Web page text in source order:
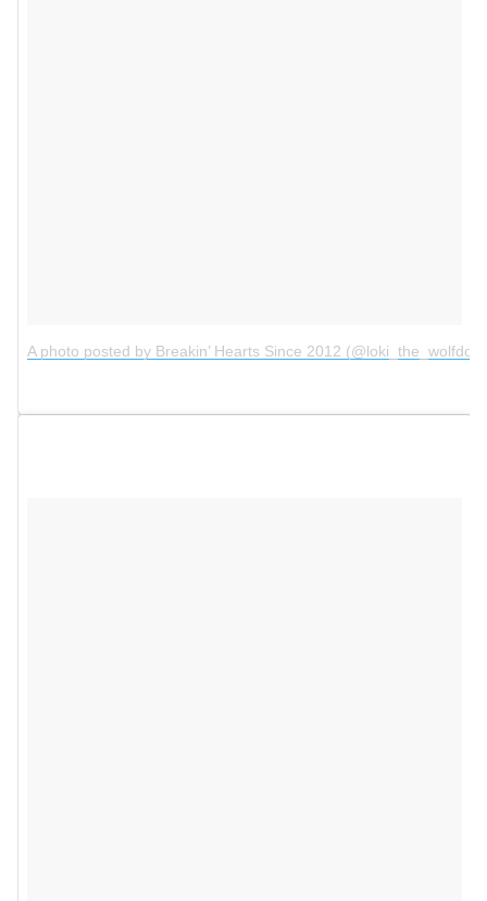
A photo posted by Breakin’ Hearts Since 2012 (@loki_the_wolfdog)